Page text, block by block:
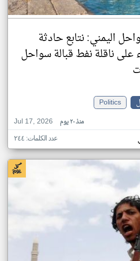
اليمني: نتابع حادثة
على ناقلة نفط قبالة سواحل
Politics
Jul 17, 2026
منذ ٢٠ يوم
عدد الكلمات: ٢٤٤